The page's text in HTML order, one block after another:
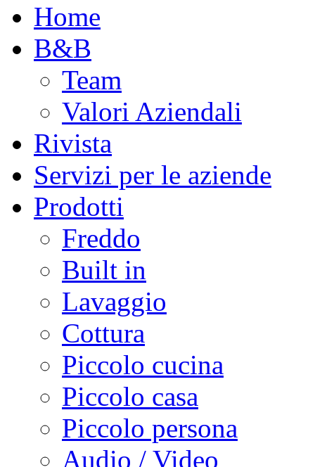
Home
B&B
Team
Valori Aziendali
Rivista
Servizi per le aziende
Prodotti
Freddo
Built in
Lavaggio
Cottura
Piccolo cucina
Piccolo casa
Piccolo persona
Audio / Video